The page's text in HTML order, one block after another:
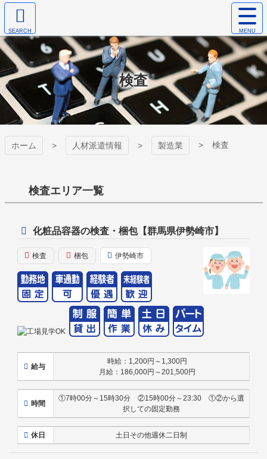
コ
テ
ン
ツ
本
文
へ
ス
検査
ホーム 人材派遣情報 製造業 検査
検査エリア一覧
化粧品容器の検査・梱包【群馬県伊勢崎市】
検査 梱包 伊勢崎市
給与
時給：1,200円～1,300円
月給：186,000円～201,500円
時間
①7時00分～15時30分 ②15時00分～23:30 ①②から選
択しての固定勤務
休日 土日その他週休二日制
ヤマトセイコー
株式会社
検
エ
リ
ア
を
開
く
サ
イ
ト
メ
ニ
ュ
ー
を
開
く